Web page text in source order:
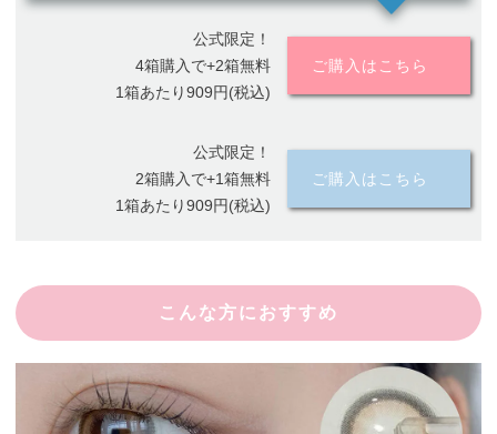
公式限定！
4箱購入で+2箱無料
1箱あたり909円(税込)
ご購入はこちら
公式限定！
2箱購入で+1箱無料
1箱あたり909円(税込)
ご購入はこちら
こんな方におすすめ